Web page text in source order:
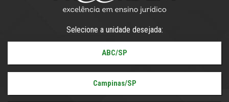
Selecione a unidade desejada:
ABC/SP
Campinas/SP